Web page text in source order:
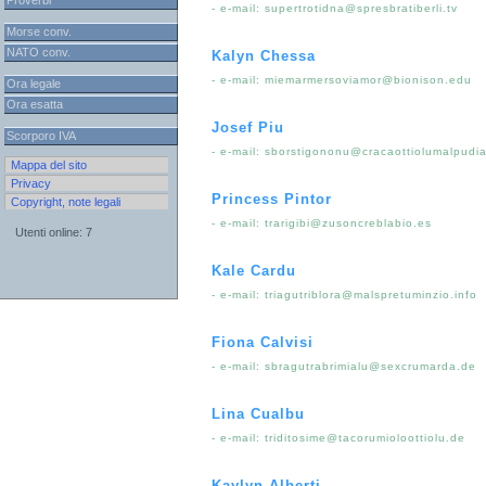
- e-mail: supertrotidna@spresbratiberli.tv
Kalyn Chessa
- e-mail: miemarmersoviamor@bionison.edu
Josef Piu
- e-mail:
Princess Pintor
- e-mail: trarigibi@zusoncreblabio.es
Kale Cardu
- e-mail: triagutriblora@malspretuminzio.info
Fiona Calvisi
- e-mail: sbragutrabrimialu@sexcrumarda.de
Lina Cualbu
- e-mail: triditosime@tacorumioloottiolu.de
Morse conv.
NATO conv.
Ora legale
Ora esatta
Scorporo IVA
Mappa del sito
Privacy
Copyright, note legali
Utenti online: 7